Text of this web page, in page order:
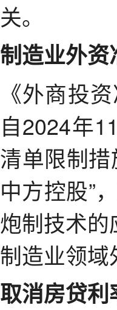
关。
制造业外资
《外商投
自2024年
清单限制
中方控股”
炮制技术
制造业领域
取消房贷